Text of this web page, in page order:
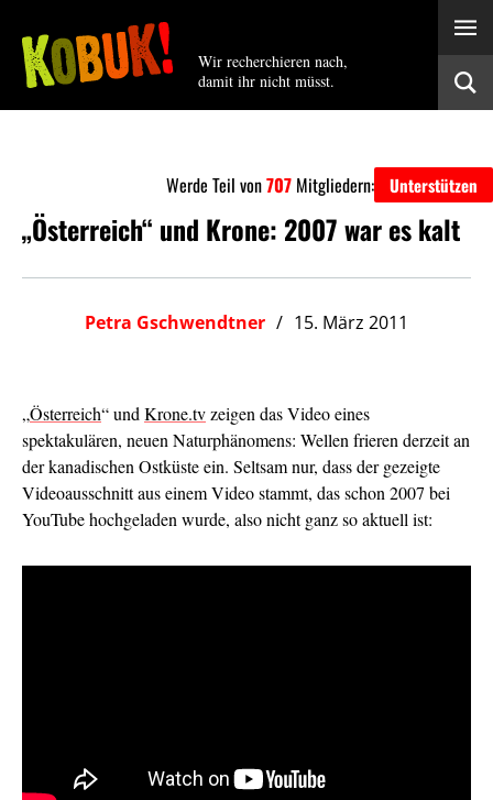
Wir recherchieren nach,
damit ihr nicht müsst.
Werde Teil von707 Mitgliedern: Unterstützen
„Österreich“ und Krone: 2007 war es kalt
Petra Gschwendtner 15. März 2011
„Österreich“ und Krone.tvzeigen das Video eines
spektakulären, neuen Naturphänomens: Wellen frieren derzeit an
der kanadischen Ostküste ein. Seltsam nur, dass der gezeigte
Videoausschnitt aus einem Video stammt, das schon 2007 bei
YouTube hochgeladen wurde, also nicht ganz so aktuell ist: